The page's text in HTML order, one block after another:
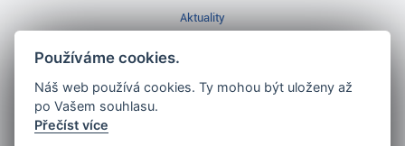
Aktuality
Golfový slovník
Používáme cookies.
Náš web používá cookies. Ty mohou být uloženy až
po Vašem souhlasu.
Přečíst více